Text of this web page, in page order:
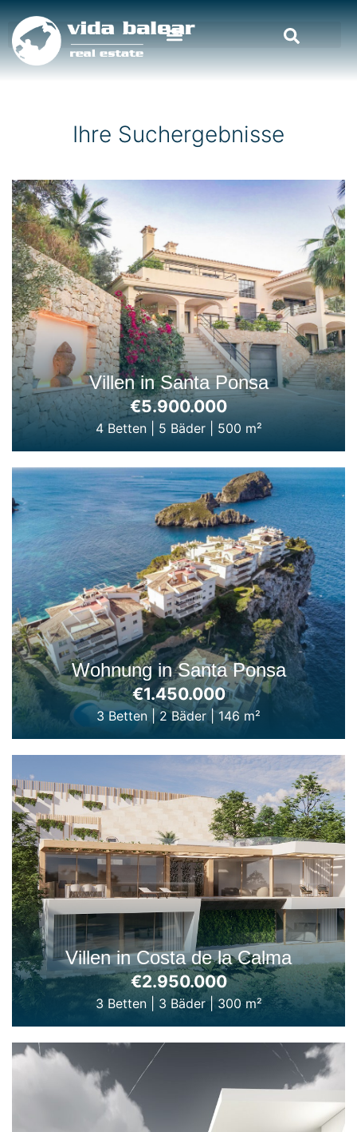
Ihre Suchergebnisse
Villen in Santa Ponsa
€5.900.000
4 Betten 5 Bäder| 500 m²
Wohnung in Santa Ponsa
€1.450.000
3 Betten |2 Bäder |146 m²
Villen in Costa de la Calma
€2.950.000
3 Betten| 3 Bäder|300 m²